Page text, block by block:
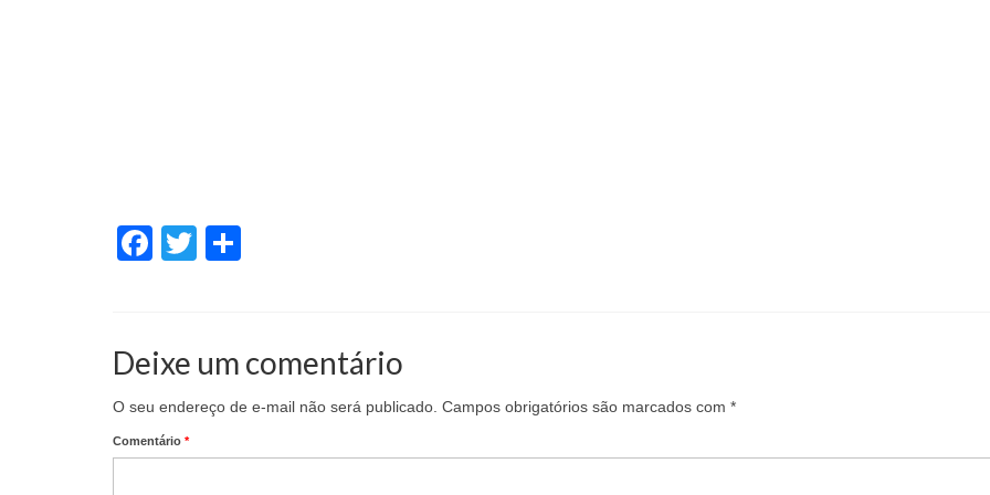
Facebook
Twitter
Deixe um comentário
O seu endereço de e-mail não será publicado. Campos obrigatórios são marcados com *
Comentário *